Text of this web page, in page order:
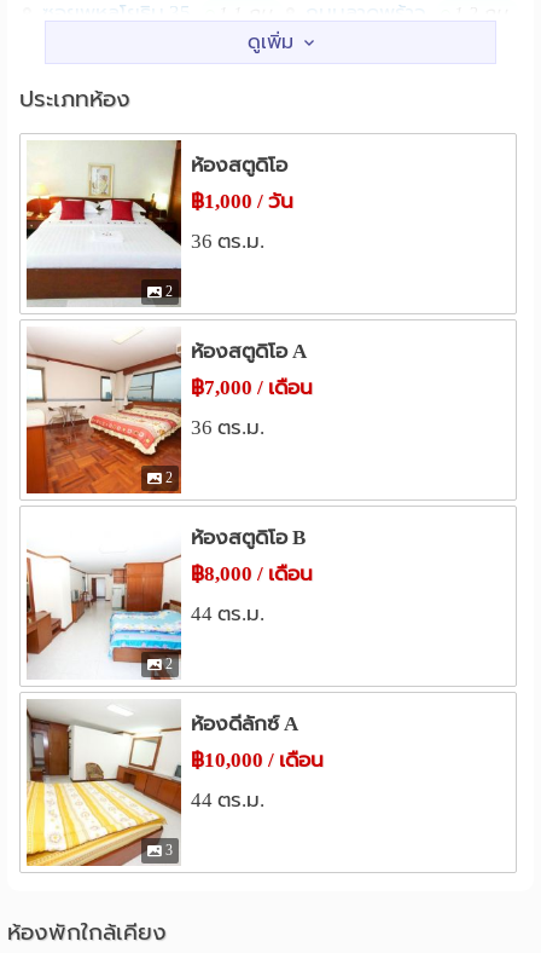
ซอยพหลโยธิน 35 ถนนลาดพร้าว
1.3 กม.
สถานศึกษา
ม.ราชภัฏจันทรเกษม 1.6 กม.
สถาบันการบินพลเรือน 2.8 กม.
ม.เกษตร บางเขน
ม.ศรีปทุม 4.1 กม.
แหล่งช๊อปปิ้ง
SCB Park Plaza
โลตัส ลาดพร้าว
เทสโก้โลตัส(ลาดพร้าว)
เซ็นทรัล ลาดพร้าว 0.9 กม.
โรงพยาบาล
รพ.เกษมราษฎร์ ประชาชื่น 2.8 กม.
รพ.เปาโลเมโมเรียล 3.8 กม.
รพ.เปาโล เมโมเรียล พหลโยธิน
รพ.นนทเวช 4.2 กม.
อื่นๆ
ตึกช้าง 0.5 กม. เอ็นเนอยี่ คอมเพล็กซ์
กระทรวงพลังงาน 0.9 กม.
ปตท. สำนักงานใหญ๋ 0.9 กม.
ห้าแยกลาดพร้าว
ศาลอาญา ถนนรัชดา
ประเภทห้อง
2
ห้องสตูดิโอ
฿1,000 / วัน
36 ตร.ม.
2
ห้องสตูดิโอ A
฿7,000 / เดือน
36 ตร.ม.
2
ห้องสตูดิโอ B
฿8,000 / เดือน
44 ตร.ม.
3
ห้องดีลักซ์ A
฿10,000 / เดือน
44 ตร.ม.
ห้องพักใกล้เคียง